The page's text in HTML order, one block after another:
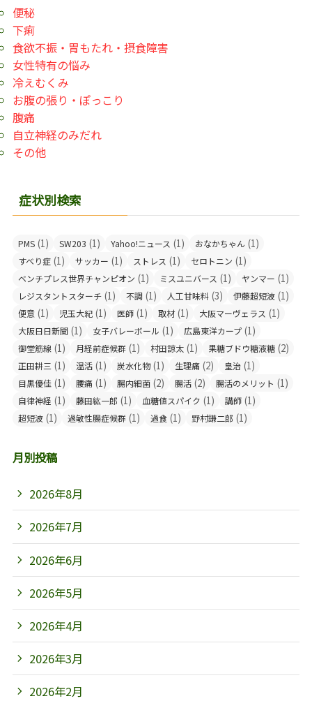
便秘
下痢
食欲不振・胃もたれ・摂食障害
女性特有の悩み
冷えむくみ
お腹の張り・ぽっこり
腹痛
自立神経のみだれ
その他
症状別検索
PMS (1) SW203 (1) Yahoo!ニュース (1) おなかちゃん (1)
すべり症 (1) サッカー (1) ストレス (1) セロトニン (1)
ベンチプレス世界チャンピオン (1) ミスユニバース (1) ヤンマー (1)
レジスタントスターチ (1) 不調 (1) 人工甘味料 (3) 伊藤超短波 (1)
便意 (1) 児玉大紀 (1) 医師 (1) 取材(1) 大阪マーヴェラス (1)
大阪日日新聞 (1) 女子バレーボール (1) 広島東洋カープ (1)
御堂筋線 (1) 月経前症候群 (1) 村田諒太 (1) 果糖ブドウ糖液糖 (2)
正田耕三 (1) 温活 (1) 炭水化物(1) 生理痛 (2) 皇治 (1)
目黒優佳 (1) 腰痛 (1) 腸内細菌 (2) 腸活 (2) 腸活のメリット (1)
自律神経 (1) 藤田紘一郎 (1) 血糖値スパイク (1) 講師 (1)
超短波 (1) 過敏性腸症候群 (1) 過食 (1) 野村謙二郎 (1)
月別投稿
2026年8月
2026年7月
2026年6月
2026年5月
2026年4月
2026年3月
2026年2月